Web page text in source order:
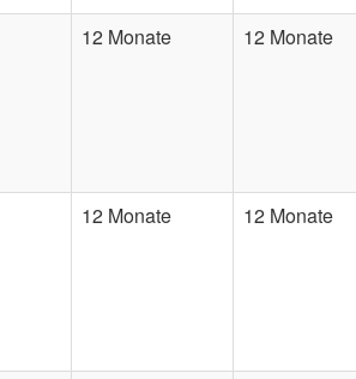
12 Monate 12 Monate
12 Monate 12 Monate